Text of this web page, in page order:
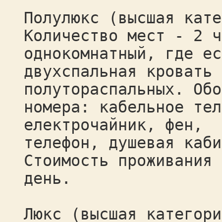
Полулюкс (высшая
Количество мест - 2
однокомнатный, где
двухспальная
полутораспальных.
номера: кабельное
електрочайник, фен,
телефон, душевая
Стоимость
день.
Люкс (высшая